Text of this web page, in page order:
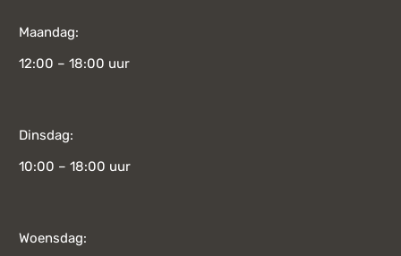
Maandag:
12:00 – 18:00 uur
Dinsdag:
10:00 – 18:00 uur
Woensdag: